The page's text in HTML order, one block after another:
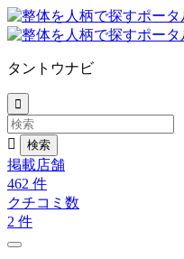
タントウナビ


掲載店舗
462 件
クチコミ数
2 件